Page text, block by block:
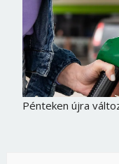
Pénteken újra